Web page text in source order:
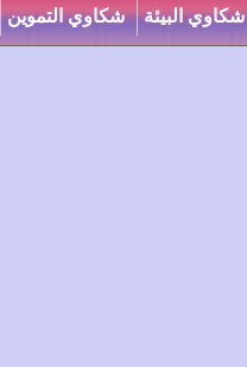
شكاوي البيئة شكاوي التموين